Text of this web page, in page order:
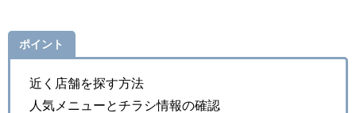
ポイント
近く店舗を探す方法
人気メニューとチラシ情報の確認